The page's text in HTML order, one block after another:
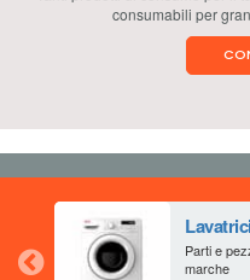
consumabili per
Lavatrici
Parti e
marche